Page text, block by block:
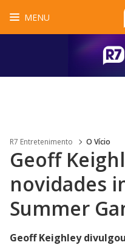
MENU
R7 Entretenimento O Vício
Geoff
novidades
Summer
Geoff Keighley